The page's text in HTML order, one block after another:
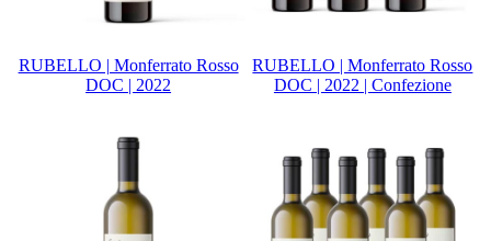
RUBELLO | Monferrato Rosso
DOC | 2022
RUBELLO | Monferrato Rosso
DOC | 2022 | Confezione